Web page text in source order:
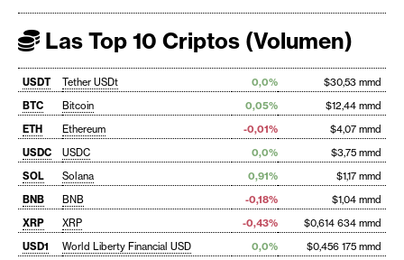
Las Top 10 Criptos (Volumen)
USDT Tether USDt 0,0%
$30,53 mmd
BTC
Bitcoin 0,05%
$12,44 mmd
ETH
Ethereum -0,01%
$4,07 mmd
USDC
USDC 0,0%
$3,75 mmd
SOL
Solana 0,91%
$1,17 mmd
BNB
BNB -0,18%
$1,04 mmd
XRP
XRP -0,43%
$0,614 634 mmd
USD1
World Liberty Financial USD 0,0%
$0,456 175 mmd